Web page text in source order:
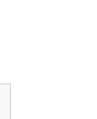
ではないでしょ